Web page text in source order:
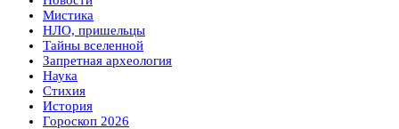
Мистика
НЛО, пришельцы
Тайны вселенной
Запретная археология
Наука
Стихия
История
Гороскоп 2026